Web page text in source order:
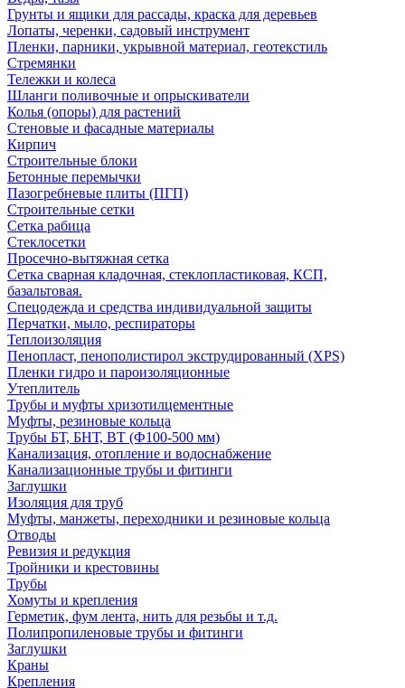
Грунты и ящики для рассады, краска для деревьев
Лопаты, черенки, садовый инструмент
Пленки, парники, укрывной материал, геотекстиль
Стремянки
Тележки и колеса
Шланги поливочные и опрыскиватели
Колья (опоры) для растений
Стеновые и фасадные материалы
Кирпич
Строительные блоки
Бетонные перемычки
Пазогребневые плиты (ПГП)
Строительные сетки
Сетка рабица
Стеклосетки
Просечно-вытяжная сетка
Сетка сварная кладочная, стеклопластиковая, КСП,
базальтовая.
Спецодежда и средства индивидуальной защиты
Перчатки, мыло, респираторы
Теплоизоляция
Пенопласт, пенополистирол экструдированный (XPS)
Пленки гидро и пароизоляционные
Утеплитель
Трубы и муфты хризотилцементные
Муфты, резиновые кольца
Трубы БТ, БНТ, ВТ (Ф100-500 мм)
Канализация, отопление и водоснабжение
Канализационные трубы и фитинги
Заглушки
Изоляция для труб
Муфты, манжеты, переходники и резиновые кольца
Отводы
Ревизия и редукция
Тройники и крестовины
Трубы
Хомуты и крепления
Герметик, фум лента, нить для резьбы и т.д.
Полипропиленовые трубы и фитинги
Заглушки
Краны
Крепления